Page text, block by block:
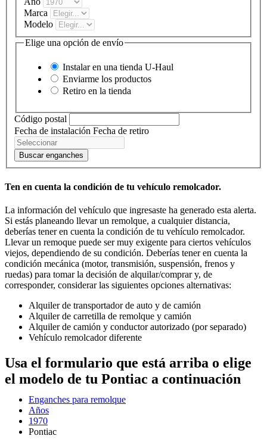
Marca
Modelo
Elige una opción de envío
Instalar en una tienda U-Haul
Enviarme los productos
Retiro en la tienda
Código postal
Fecha de instalación Fecha de retiro
Buscar enganches
Ten en cuenta la condición de tu vehículo remolcador.
La información del vehículo que ingresaste ha generado esta alerta.
Si estás planeando llevar un remolque, a cualquier distancia,
deberías tener en cuenta la condición de tu vehículo remolcador.
Llevar un remoque puede ser muy exigente para ciertos vehículos
viejos, dependiendo de su condición. Deberías tener en cuenta la
condición mecánica (motor, transmisión, suspensión, frenos y
ruedas) para tomar la decisión de alquilar/comprar y, de
corresponder, considerar las siguientes opciones alternativas:
Alquiler de transportador de auto y de camión
Alquiler de carretilla de remolque y camión
Alquiler de camión y conductor autorizado (por separado)
Vehículo remolcador diferente
Usa el formulario que está arriba o elige
el modelo de tu Pontiac a continuación
Enganches para remolque
Años
1970
Pontiac